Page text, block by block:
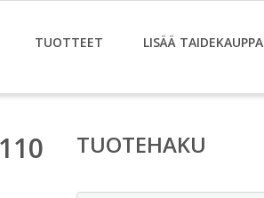
TUOTTEET LISÄÄ TAIDEKAUPPA
TUOTEHAKU